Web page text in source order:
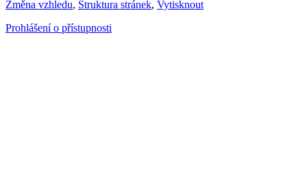
Změna vzhledu, Struktura stránek, Vytisknout
Prohlášení o přístupnosti